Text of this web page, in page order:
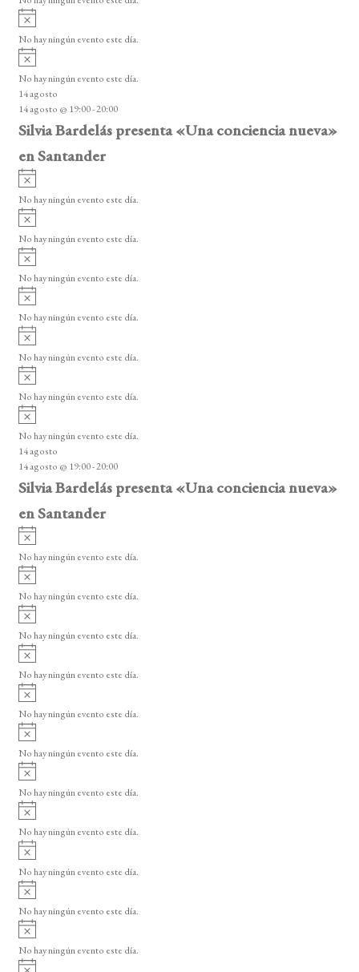
i
o
A
v
i
o
No hay ningún evento este día.
A
v
i
s
o
No hay ningún evento este día.
14 agosto
14 agosto @ 19:00-20:00
Silvia Bardelás presenta «Una conciencia nueva»
en Santander
A
v
i
o
No hay ningún evento este día.
A
v
i
o
No hay ningún evento este día.
A
v
i
o
No hay ningún evento este día.
A
v
i
o
No hay ningún evento este día.
A
v
i
o
No hay ningún evento este día.
A
v
i
o
No hay ningún evento este día.
A
v
i
s
o
No hay ningún evento este día.
14 agosto
14 agosto @ 19:00-20:00
Silvia Bardelás presenta «Una conciencia nueva»
en Santander
A
v
i
o
No hay ningún evento este día.
A
v
i
o
No hay ningún evento este día.
A
v
i
o
No hay ningún evento este día.
A
v
i
o
No hay ningún evento este día.
A
v
i
o
No hay ningún evento este día.
A
v
i
o
No hay ningún evento este día.
A
v
i
o
No hay ningún evento este día.
A
v
i
o
No hay ningún evento este día.
A
v
i
o
No hay ningún evento este día.
A
v
i
o
No hay ningún evento este día.
A
v
i
No hay ningún evento este día.
A